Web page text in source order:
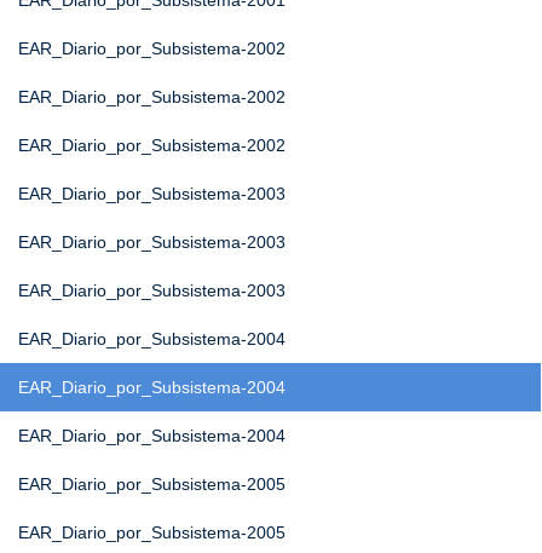
EAR_Diario_por_Subsistema-2002
EAR_Diario_por_Subsistema-2002
EAR_Diario_por_Subsistema-2002
EAR_Diario_por_Subsistema-2003
EAR_Diario_por_Subsistema-2003
EAR_Diario_por_Subsistema-2003
EAR_Diario_por_Subsistema-2004
EAR_Diario_por_Subsistema-2004
EAR_Diario_por_Subsistema-2004
EAR_Diario_por_Subsistema-2005
EAR_Diario_por_Subsistema-2005